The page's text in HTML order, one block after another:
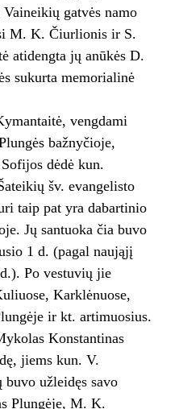
gatvės namo
M. K. Čiurlionis ir S.
atidengta jų anūkės D.
sukurta memorialinė
vengdami
bažnyčioje,
dėdė kun.
šv. evangelisto
taip pat yra dabartinio
Jų santuoka čia buvo
1 d. (pagal naująjį
Po vestuvių jie
Karklėnuose,
ir kt. artimuosius.
Konstantinas
jiems kun. V.
buvo užleidęs savo
Plungėje, M. K.